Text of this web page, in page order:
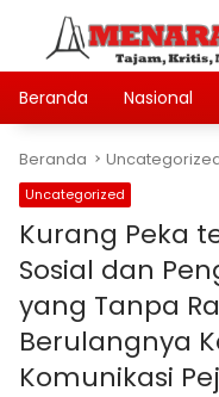
Langsung
konten
Beranda
Nasional
Beranda
Uncategorized
Kurang Peka
Sosial dan
yang Tanpa
Berulangnya
Komunikasi